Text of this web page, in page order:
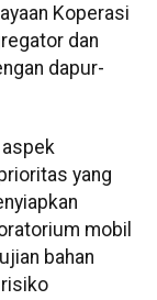
Koperasi
dan
dapur-
aspek
yang
mobil
bahan